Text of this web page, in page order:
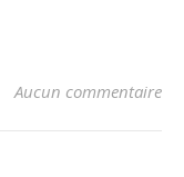
Aucun commentaire